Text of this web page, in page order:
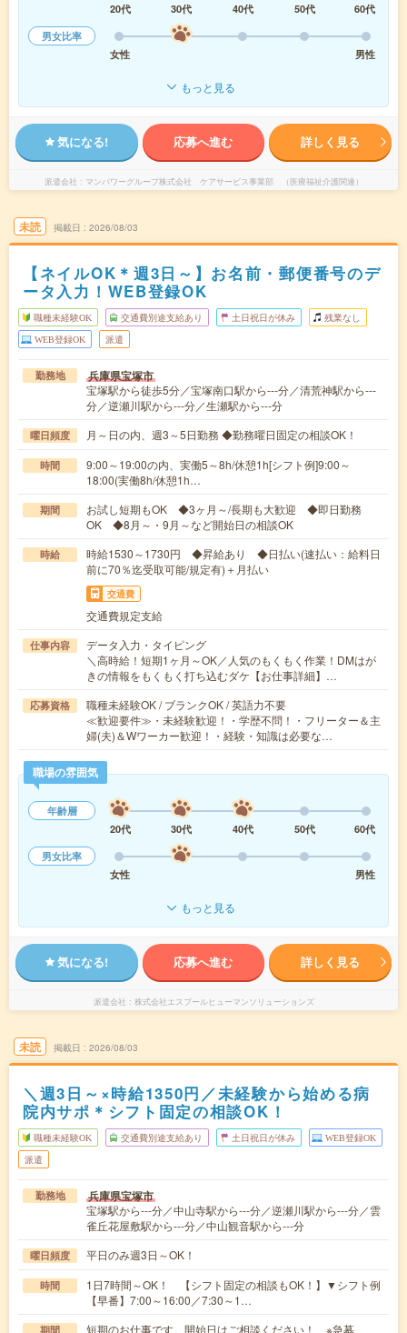
20代
30代 40代 50代
60代
男女比率
女性
男性
もっと見る
気になる! 応募へ進む 詳しく見る
派遣会社 マンパワーグループ株式会社 ケアサービス事業部 （医療福祉介護関連）
未読 掲載日 2026/08/03
【ネイルOK＊週3日～】お名前・郵便番号のデ
ータ入力！WEB登録OK
職種未経験OK 交通費別途支給あり 土日祝日が休み 残業なし
WEB登録OK 派遣
勤務地 兵庫県宝塚市
宝塚駅から徒歩5分／宝塚南口駅から---分／清荒神駅から---
分／逆瀬川駅から---分／生瀬駅から---分
曜日頻度 月～日の内、週3～5日勤務 ◆勤務曜日固定の相談OK！
時間
9:00～19:00の内、実働5～8h/休憩1h[シフト例]9:00～
18:00(実働8h/休憩1h…
期間
お試し短期もOK ◆3ヶ月～/長期も大歓迎 ◆即日勤務
OK ◆8月～・9月～など開始日の相談OK
時給
時給1530～1730円 ◆昇給あり ◆日払い(速払い：給料日
前に70％迄受取可能/規定有)＋月払い
交通費
交通費規定支給
仕事内容
データ入力・タイピング
＼高時給！短期1ヶ月～OK／人気のもくもく作業！DMはが
きの情報をもくもく打ち込むダケ【お仕事詳細】…
応募資格
職種未経験OK / ブランクOK / 英語力不要
≪歓迎要件≫・未経験歓迎！・学歴不問！・フリーター＆主
婦(夫)＆Wワーカー歓迎！・経験・知識は必要な…
職場の雰囲気
年齢層
20代
30代 40代 50代
60代
男女比率
女性
男性
もっと見る
気になる! 応募へ進む 詳しく見る
派遣会社 株式会社エスプールヒューマンソリューションズ
未読 掲載日 2026/08/03
＼週3日～×時給1350円／未経験から始める病
院内サポ＊シフト固定の相談OK！
職種未経験OK 交通費別途支給あり 土日祝日が休み WEB登録OK
派遣
勤務地 兵庫県宝塚市
宝塚駅から---分／中山寺駅から---分／逆瀬川駅から---分／雲
雀丘花屋敷駅から---分／中山観音駅から---分
曜日頻度 平日のみ週3日～OK！
時間
1日7時間～OK！ 【シフト固定の相談もOK！】▼シフト例
【早番】7:00～16:00／7:30～1…
期間 短期のお仕事です。開始日はご相談ください！ ※急募